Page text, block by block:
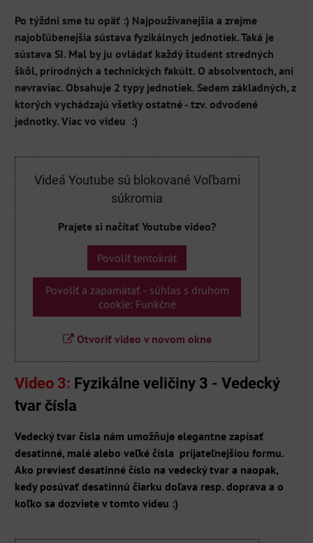
Po týždni sme tu opäť :) Najpoužívanejšia a zrejme
najobľúbenejšia sústava fyzikálnych jednotiek. Taká je
sústava SI. Mal by ju ovládať každý študent stredných
škôl, prírodných a technických fakúlt. O absolventoch, ani
nevraviac. Obsahuje 2 typy jednotiek. Sedem základných, z
ktorých vychádzajú všetky ostatné - tzv. odvodené
jednotky. Viac vo videu :)
Videá Youtube sú blokované Voľbami
súkromia
Prajete si načítať Youtube video?
Povoliť tentokrát
Povoliť a zapamätať - súhlas s druhom
cookie: Funkčné
Otvoriť video v novom okne
Video 3: Fyzikálne veličiny 3 - Vedecký
tvar čísla
Vedecký tvar čísla nám umožňuje elegantne zapísať
desatinné, malé alebo veľké čísla prijateľnejšiou formu.
Ako previesť desatinné číslo na vedecký tvar a naopak,
kedy posúvať desatinnú čiarku doľava resp. doprava a o
koľko sa dozviete v tomto videu :)